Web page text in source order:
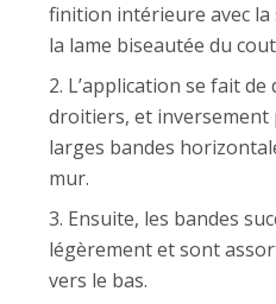
finition intérieure avec
la lame biseautée du
L’application se fait
droitiers, et inversement
larges bandes
mur.
Ensuite, les bandes
légèrement et sont
vers le bas.